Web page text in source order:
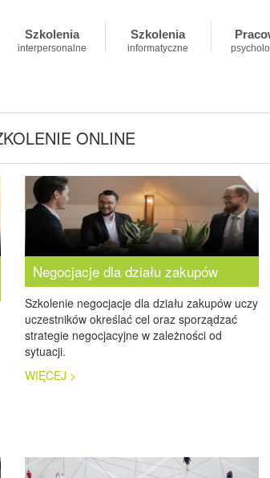
Szkolenia
interpersonalne
Szkolenia
informatyczne
ONLINE
Negocjacje dla działu zakupów
Szkolenie negocjacje dla działu zakupów uczy
uczestników określać cel oraz sporządzać
strategie negocjacyjne w zależności od
sytuacji.
WIĘCEJ >